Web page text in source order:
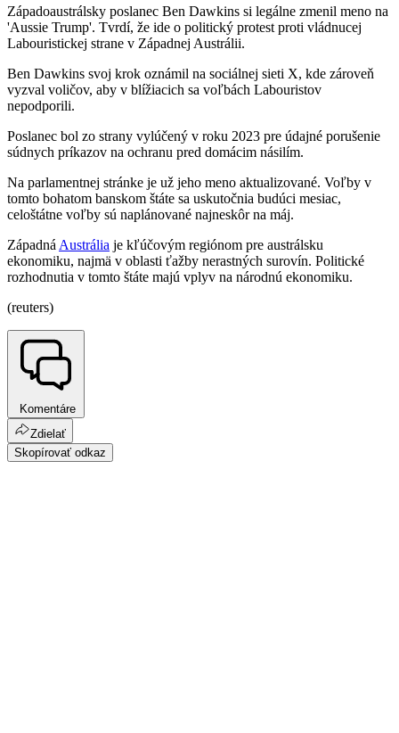
Západoaustrálsky poslanec Ben Dawkins si legálne zmenil meno na
'Aussie Trump'. Tvrdí, že ide o politický protest proti vládnucej
Labouristickej strane v Západnej Austrálii.
Ben Dawkins svoj krok oznámil na sociálnej sieti X, kde zároveň
vyzval voličov, aby v blížiacich sa voľbách Labouristov
nepodporili.
Poslanec bol zo strany vylúčený v roku 2023 pre údajné porušenie
súdnych príkazov na ochranu pred domácim násilím.
Na parlamentnej stránke je už jeho meno aktualizované. Voľby v
tomto bohatom banskom štáte sa uskutočnia budúci mesiac,
celoštátne voľby sú naplánované najneskôr na máj.
ZápadnáAustrália je kľúčovým regiónom pre austrálsku
ekonomiku, najmä v oblasti ťažby nerastných surovín. Politické
rozhodnutia v tomto štáte majú vplyv na národnú ekonomiku.
(reuters)
Komentáre
Zdielať
Skopírovať odkaz